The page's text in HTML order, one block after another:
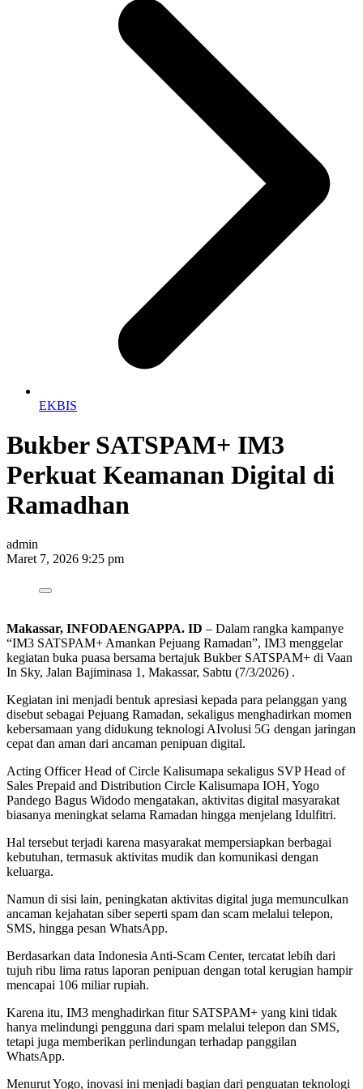
EKBIS
Bukber SATSPAM+ IM3
Perkuat Keamanan Digital di
Ramadhan
admin
Maret 7, 2026 9:25 pm
Makassar, INFODAENGAPPA. ID – Dalam rangka kampanye
“IM3 SATSPAM+ Amankan Pejuang Ramadan”, IM3 menggelar
kegiatan buka puasa bersama bertajuk Bukber SATSPAM+ di Vaan
In Sky, Jalan Bajiminasa 1, Makassar, Sabtu (7/3/2026) .
Kegiatan ini menjadi bentuk apresiasi kepada para pelanggan yang
disebut sebagai Pejuang Ramadan, sekaligus menghadirkan momen
kebersamaan yang didukung teknologi AIvolusi 5G dengan jaringan
cepat dan aman dari ancaman penipuan digital.
Acting Officer Head of Circle Kalisumapa sekaligus SVP Head of
Sales Prepaid and Distribution Circle Kalisumapa IOH, Yogo
Pandego Bagus Widodo mengatakan, aktivitas digital masyarakat
biasanya meningkat selama Ramadan hingga menjelang Idulfitri.
Hal tersebut terjadi karena masyarakat mempersiapkan berbagai
kebutuhan, termasuk aktivitas mudik dan komunikasi dengan
keluarga.
Namun di sisi lain, peningkatan aktivitas digital juga memunculkan
ancaman kejahatan siber seperti spam dan scam melalui telepon,
SMS, hingga pesan WhatsApp.
Berdasarkan data Indonesia Anti-Scam Center, tercatat lebih dari
tujuh ribu lima ratus laporan penipuan dengan total kerugian hampir
mencapai 106 miliar rupiah.
Karena itu, IM3 menghadirkan fitur SATSPAM+ yang kini tidak
hanya melindungi pengguna dari spam melalui telepon dan SMS,
tetapi juga memberikan perlindungan terhadap panggilan
WhatsApp.
Menurut Yogo, inovasi ini menjadi bagian dari penguatan teknologi